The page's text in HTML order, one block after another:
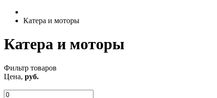
Катера и моторы
Катера и моторы
Фильтр товаров
Цена, руб.